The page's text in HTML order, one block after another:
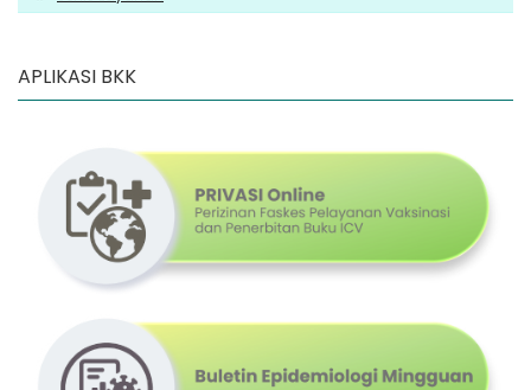
APLIKASI BKK